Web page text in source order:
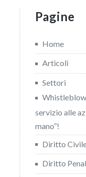
Pagine
Home
Articoli
Settori
servizio alle
mano”!
Diritto
Diritto